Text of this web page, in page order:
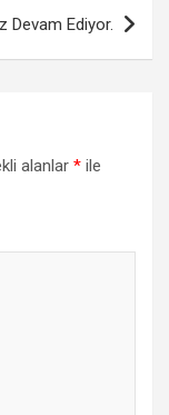
Devam Ediyor.
alanlar * ile